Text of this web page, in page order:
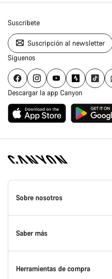
Suscríbete
Suscripción al newsletter
Síguenos
Descargar la app Canyon
Canyon
Homepage
Sobre nosotros
Conoce Canyon
Innovación en Canyon
Saber más
Eventos
Herramientas de compra